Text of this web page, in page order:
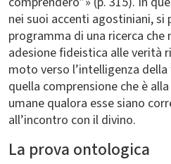
nei suoi accenti agostiniani, si
programma di una ricerca che
adesione fideistica alle verità
moto verso l’intelligenza
quella comprensione che è
umane qualora esse siano
all’incontro con il divino.
La prova ontologica